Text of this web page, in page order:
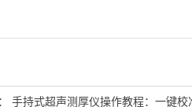
手持式超声测厚仪操作教程：一键